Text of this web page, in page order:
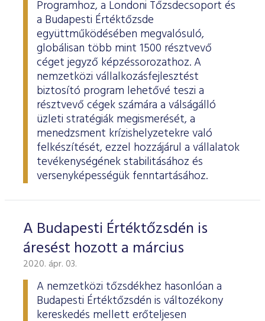
ESG Útmutató
Programhoz, a Londoni Tőzsdecsoport és
a Budapesti Értéktőzsde
együttműködésében megvalósuló,
globálisan több mint 1500 résztvevő
céget jegyző képzéssorozathoz. A
nemzetközi vállalkozásfejlesztést
biztosító program lehetővé teszi a
résztvevő cégek számára a válságálló
üzleti stratégiák megismerését, a
menedzsment krízishelyzetekre való
felkészítését, ezzel hozzájárul a vállalatok
tevékenységének stabilitásához és
versenyképességük fenntartásához.
A Budapesti Értéktőzsdén is
áresést hozott a március
2020. ápr. 03.
A nemzetközi tőzsdékhez hasonlóan a
Budapesti Értéktőzsdén is változékony
kereskedés mellett erőteljesen